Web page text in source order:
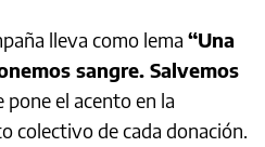
lleva como lema “Una
sangre. Salvemos
pone el acento en la
colectivo de cada donación.